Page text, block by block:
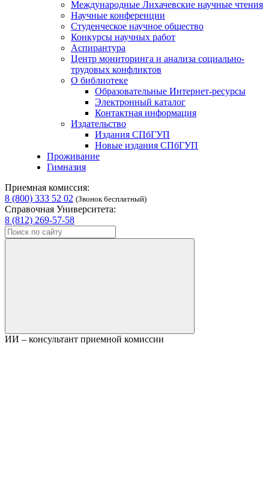
Международные Лихачевские научные чтения
Научные конференции
Студенческое научное общество
Конкурсы научных работ
Аспирантура
Центр мониторинга и анализа социально-
трудовых конфликтов
О библиотеке
Образовательные Интернет-ресурсы
Электронный каталог
Контактная информация
Издательство
Издания СПбГУП
Новые издания СПбГУП
Проживание
Гимназия
Приемная комиссия:
8 (800) 333 52 02 (Звонок бесплатный)
Справочная Университета:
8 (812) 269-57-58
ИИ – консультант приемной комиссии